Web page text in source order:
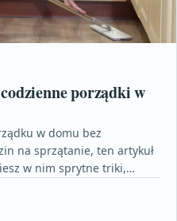
porządki w
w domu bez
na sprzątanie, ten artykuł
w nim sprytne triki,…